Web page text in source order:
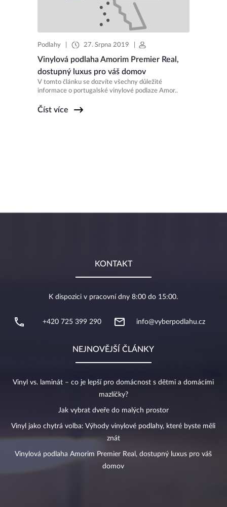
Podlahy 27. Srpna 2019
Vinylová podlaha Amorim Premier Real,
dostupný luxus pro váš domov
V tomto článku se dozvíte všechny důležité
informace o portugalské vinylové podlaze Amor..
Číst více
KONTAKT
K dispozici v pracovní dny 8:00 do 15:00.
+420 725 399 290 info@vyberpodlahu.cz
NEJNOVĚJŠÍ ČLÁNKY
Vinyl vs. laminát – co je lepší pro domácnost s dětmi a domácími
mazlíčky?
Jak vybrat dveře do malých prostor
Vinyl jako chytrá volba: Výhody vinylové podlahy, které byste měli
znát
Vinylová podlaha Amorim Premier Real, dostupný luxus pro váš
domov